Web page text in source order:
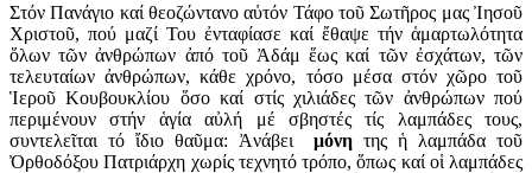
Στόν Πανάγιο καί θεοζώντανο αὐτόν Τάφο τοῦ Σωτῆρος μας Ἰησοῦ
Χριστοῦ, πού μαζί Του ἐνταφίασε καί ἔθαψε τήν ἁμαρτωλότητα
ὅλων τῶν ἀνθρώπων ἀπό τοῦ Ἀδάμ ἕως καί τῶν ἐσχάτων, τῶν
τελευταίων ἀνθρώπων, κάθε χρόνο, τόσο μέσα στόν χῶρο τοῦ
Ἱεροῦ Κουβουκλίου ὅσο καί στίς χιλιάδες τῶν ἀνθρώπων πού
περιμένουν στήν ἁγία αὐλή μέ σβηστές τίς λαμπάδες τους,
συντελεῖται τό ἴδιο θαῦμα: Ἀνάβει
μόνητης ἡ λαμπάδα τοῦ
Ὀρθοδόξου Πατριάρχη χωρίς τεχνητό τρόπο, ὅπως καί οἱ λαμπάδες